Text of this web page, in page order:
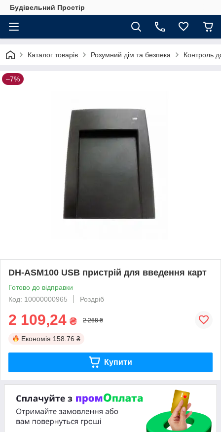
Будівельний Простір
Каталог товарів Розумний дім та безпека Контроль
–7%
DH-ASM100 USB пристрій для введення карт
Готово до відправки
Код: 10000000965
Роздріб
2 109,24 ₴ 2 268 ₴
Економія 158.76 ₴
Купити